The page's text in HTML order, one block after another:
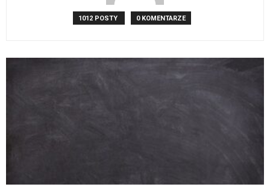
1012 POSTY 0 KOMENTARZE